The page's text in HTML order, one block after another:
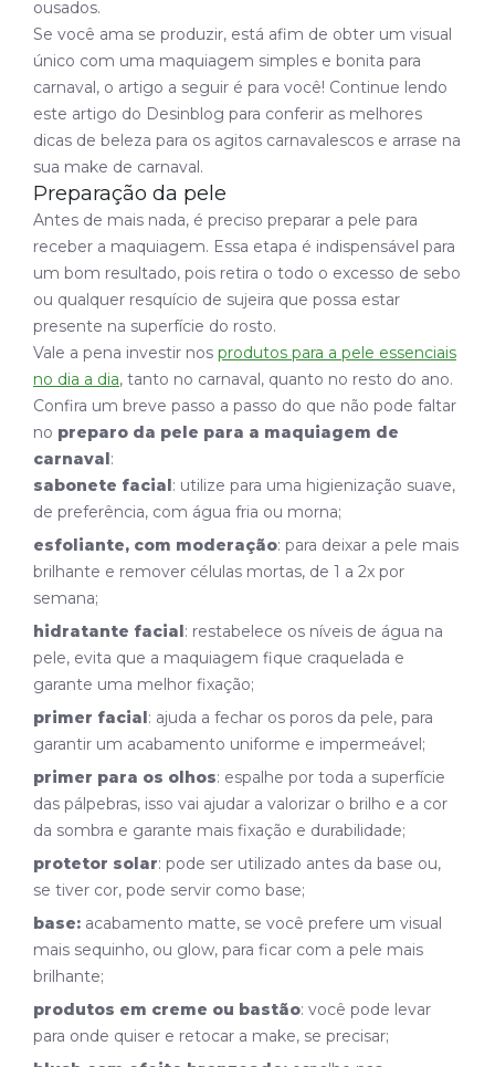
ousados.
Se você ama se produzir, está afim de obter um visual
único com uma maquiagem simples e bonita para
carnaval, o artigo a seguir é para você! Continue lendo
este artigo do Desinblog para conferir as melhores
dicas de beleza para os agitos carnavalescos e arrase na
sua make de carnaval.
Preparação da pele
Antes de mais nada, é preciso preparar a pele para
receber a maquiagem. Essa etapa é indispensável para
um bom resultado, pois retira o todo o excesso de sebo
ou qualquer resquício de sujeira que possa estar
presente na superfície do rosto.
Vale a pena investir nos produtos para a pele essenciais
no dia a dia, tanto no carnaval, quanto no resto do ano.
Confira um breve passo a passo do que não pode faltar
no preparo da pele para a maquiagem de
carnaval:
sabonete facial: utilize para uma higienização suave,
de preferência, com água fria ou morna;
esfoliante, com moderação: para deixar a pele mais
brilhante e remover células mortas, de 1 a 2x por
semana;
hidratante facial: restabelece os níveis de água na
pele, evita que a maquiagem fique craquelada e
garante uma melhor fixação;
primer facial: ajuda a fechar os poros da pele, para
garantir um acabamento uniforme e impermeável;
primer para os olhos: espalhe por toda a superfície
das pálpebras, isso vai ajudar a valorizar o brilho e a cor
da sombra e garante mais fixação e durabilidade;
protetor solar: pode ser utilizado antes da base ou,
se tiver cor, pode servir como base;
base: acabamento matte, se você prefere um visual
mais sequinho, ou glow, para ficar com a pele mais
brilhante;
produtos em creme ou bastão: você pode levar
para onde quiser e retocar a make, se precisar;